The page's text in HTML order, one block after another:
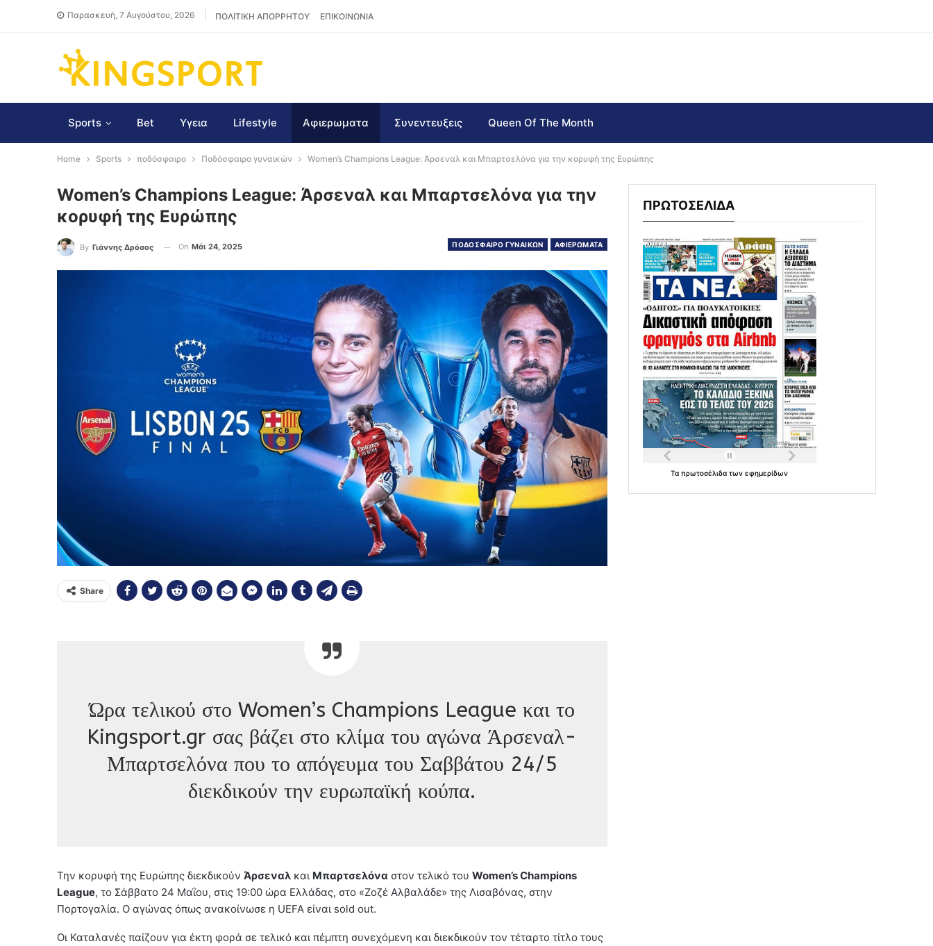
Παρασκευή, 7 Αυγούστου, 2026 ΠΟΛΙΤΙΚΗ ΑΠΟΡΡΗΤΟΥ ΕΠΙΚΟΙΝΩΝΙΑ
Sports Bet Υγεια Lifestyle Αφιερωματα Συνεντευξεις Queen Of The Month
Home Sports ποδόσφαιρο Ποδόσφαιρο γυναικών Women’s Champions League: Άρσεναλ και Μπαρτσελόνα για την κορυφή της Ευρώπης
Women’s Champions League: Άρσεναλ και Μπαρτσελόνα για την
κορυφή της Ευρώπης
ΠΟΔΟΣΦΑΙΡΟ ΓΥΝΑΙΚΩΝ ΑΦΙΕΡΩΜΑΤΑ
By Γιάννης Δρόσος On Μάι 24, 2025
Share
Ώρα τελικού στο Women’s Champions League και το
Kingsport.gr σας βάζει στο κλίμα του αγώνα Άρσεναλ-
Μπαρτσελόνα που το απόγευμα του Σαββάτου 24/5
διεκδικούν την ευρωπαϊκή κούπα.
Την κορυφή της Ευρώπης διεκδικούν Άρσεναλ και Μπαρτσελόνα στον τελικό του Women’s Champions
League, το Σάββατο 24 Μαΐου, στις 19:00 ώρα Ελλάδας, στο «Ζοζέ Αλβαλάδε» της Λισαβόνας, στην
Πορτογαλία. Ο αγώνας όπως ανακοίνωσε η UEFA είναι sold out.
Οι Καταλανές παίζουν για έκτη φορά σε τελικό και πέμπτη συνεχόμενη και διεκδικούν τον τέταρτο τίτλο τους
ΠΡΩΤΟΣΕΛΙΔΑ
Ταπρωτοσέλιδατωνεφημερίδων